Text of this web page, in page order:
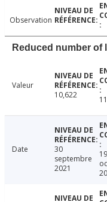
Observation
Reduced number of
Valeur
10,622
Date
30
septembre
2021
19